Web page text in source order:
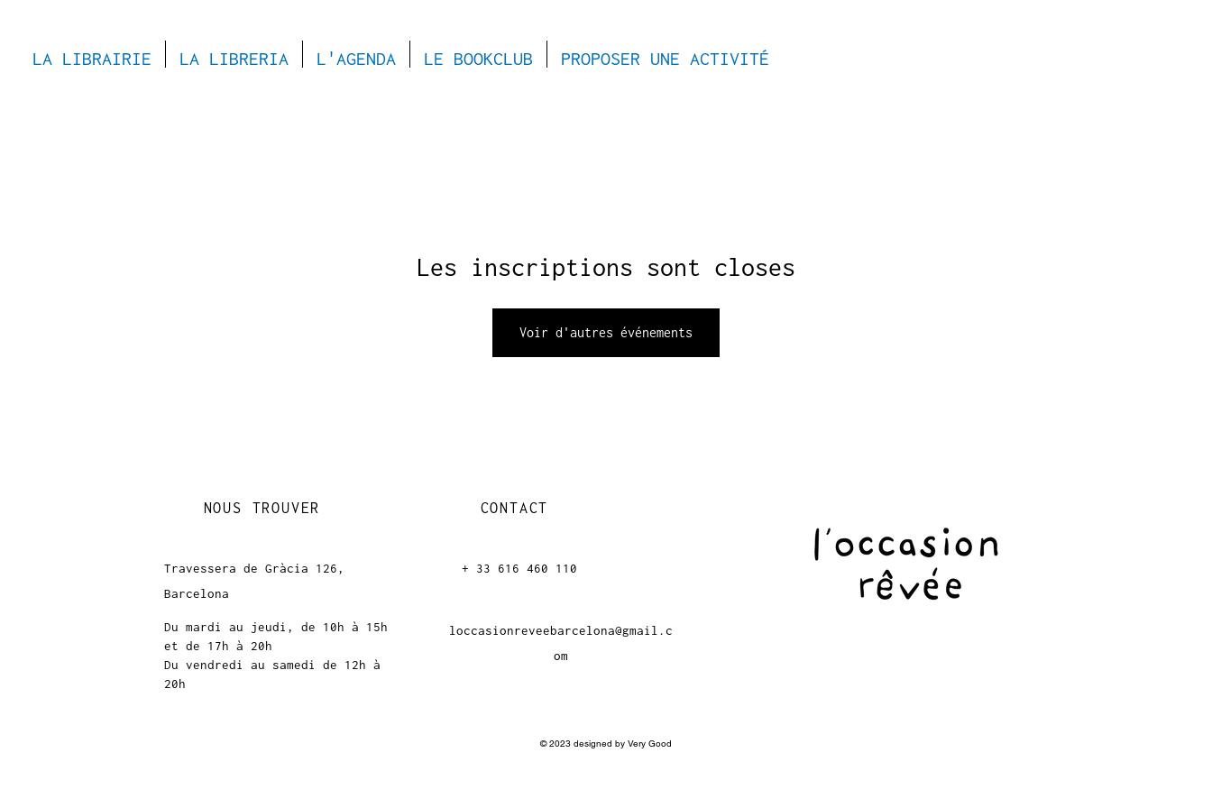
LA LIBRAIRIE LA LIBRERIA L'AGENDA LE BOOKCLUB PROPOSER UNE ACTIVITÉ
Les inscriptions sont closes
Voir d'autres événements
NOUS TROUVER
Travessera de Gràcia 126,
Barcelona
Du mardi au jeudi, de 10h à 15h
et de 17h à 20h
Du vendredi au samedi de 12h à
20h
CONTACT
+ 33 616 460 110
loccasionreveebarcelona@gmail.c
om
© 2023 designed by Very Good